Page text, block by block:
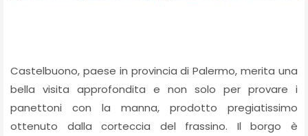
Castelbuono, paese in provincia di Palermo, merita una
bella visita approfondita e non solo per provare i
panettoni con la manna, prodotto pregiatissimo
ottenuto dalla corteccia del frassino. Il borgo è